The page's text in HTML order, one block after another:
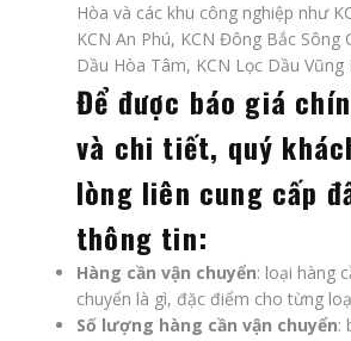
Hòa và các khu công nghiệp như
KCN An Phú, KCN Đông Bắc Sông
Dầu Hòa Tâm, KCN Lọc Dầu Vũng
Để được báo giá
và chi tiết, quý
lòng liên cung cấp
thông tin:
Hàng cần vận chuyển: loại hàng
chuyển là gì, đặc điểm cho từng
Số lượng hàng cần vận chuyển: